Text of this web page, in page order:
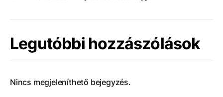
Legutóbbi hozzászólások
Nincs megjeleníthető bejegyzés.